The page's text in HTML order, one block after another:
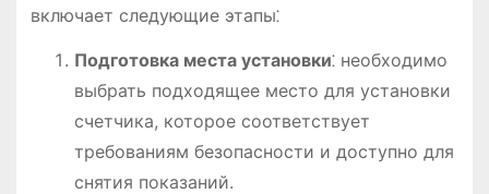
включает следующие этапы⁚
Подготовка места установки⁚ необходимо
выбрать подходящее место для установки
счетчика, которое соответствует
требованиям безопасности и доступно для
снятия показаний.